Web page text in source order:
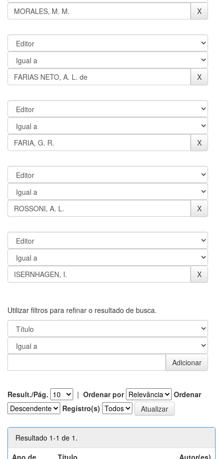
Utilizar filtros para refinar o resultado de busca.
Result./Pág. | Ordenar por
Ordenar
Registro(s)
Resultado 1-1 de 1.
Ano de
Título Autor(es)